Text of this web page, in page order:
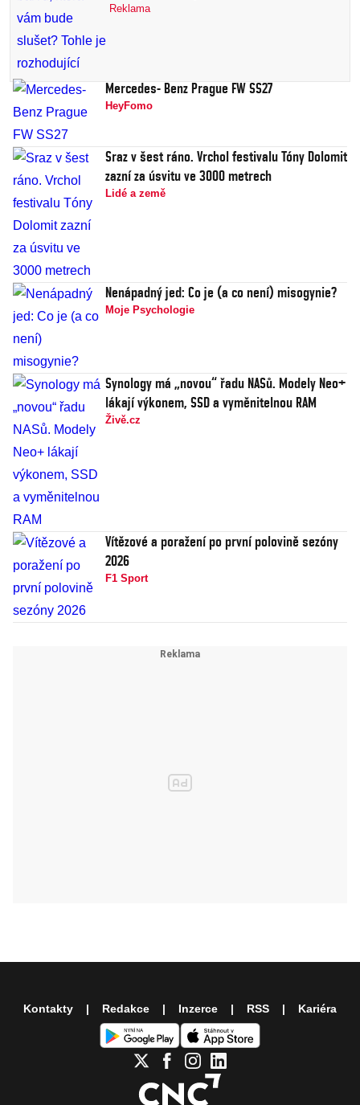
Reklama
Mercedes- Benz Prague FW SS27
HeyFomo
Sraz v šest ráno. Vrchol festivalu Tóny Dolomit
zazní za úsvitu ve 3000 metrech
Lidé a země
Nenápadný jed: Co je (a co není) misogynie?
Moje Psychologie
Synology má „novou“ řadu NASů. Modely Neo+
lákají výkonem, SSD a vyměnitelnou RAM
Živě.cz
Vítězové a poražení po první polovině sezóny
2026
F1 Sport
Kontakty Redakce Inzerce RSS Kariéra